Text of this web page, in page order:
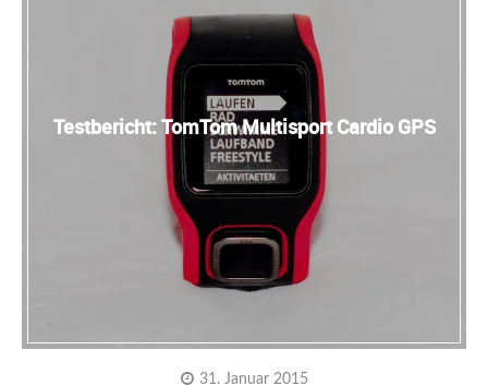
Testbericht: TomTom Multisport Cardio GPS
31. Januar 2015